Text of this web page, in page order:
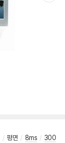
/ 평면 / 8ms / 300